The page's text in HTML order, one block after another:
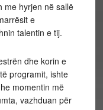
me hyrjen në sallë
e
talentin e tij.
dhe korin e
programit, ishte
momentin më
vazhduan për